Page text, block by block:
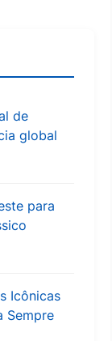
de
global
para
Icônicas
Sempre